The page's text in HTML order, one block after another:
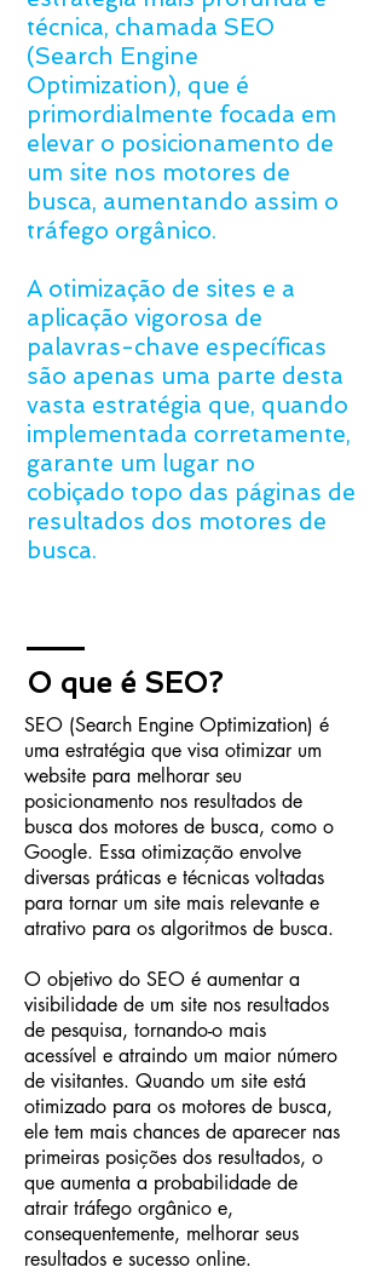
técnica, chamada SEO
(Search Engine
Optimization), que é
primordialmente focada em
elevar o posicionamento de
um site nos motores de
busca, aumentando assim o
tráfego orgânico.
A otimização de sites e a
aplicação vigorosa de
palavras-chave específicas
são apenas uma parte desta
vasta estratégia que, quando
implementada corretamente,
garante um lugar no
cobiçado topo das páginas de
resultados dos motores de
busca.
O que é SEO?
SEO (Search Engine Optimization) é
uma estratégia que visa otimizar um
website para melhorar seu
posicionamento nos resultados de
busca dos motores de busca, como o
Google. Essa otimização envolve
diversas práticas e técnicas voltadas
para tornar um site mais relevante e
atrativo para os algoritmos de busca.
O objetivo do SEO é aumentar a
visibilidade de um site nos resultados
de pesquisa, tornando-o mais
acessível e atraindo um maior número
de visitantes. Quando um site está
otimizado para os motores de busca,
ele tem mais chances de aparecer nas
primeiras posições dos resultados, o
que aumenta a probabilidade de
atrair tráfego orgânico e,
consequentemente, melhorar seus
resultados e sucesso online.